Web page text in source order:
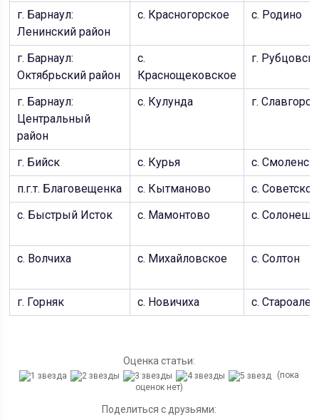
г. Барнаул:
Ленинский район
с. Красногорское c. Родино
г. Барнаул:
Октябрьский район
c.
Краснощековское
г. Рубцовск
г. Барнаул:
Центральный
район
с. Кулунда г. Славгород
г. Бийск c. Курья
c.
п.г.т. Благовещенка
c. Кытманово
c. Советское
с. Быстрый Исток
c. Мамонтово c.
с. Волчиха c. Михайловское c. Солтон
г. Горняк c. Новичиха c.
Оценка статьи:
(пока
оценок нет)
Поделиться с друзьями: